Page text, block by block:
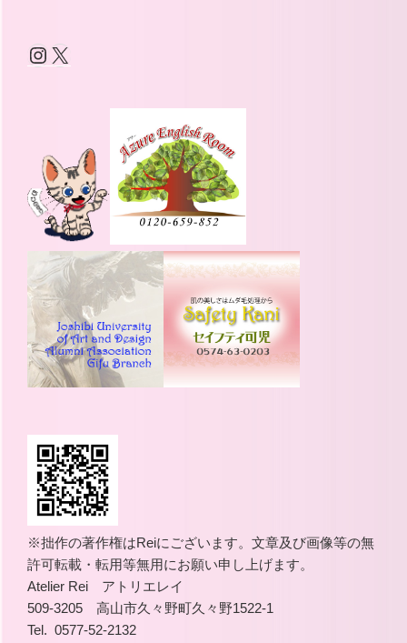
Instagram
X
※拙作の著作権はReiにございます。文章及び画像等の無
許可転載・転用等無用にお願い申し上げます。
Atelier Rei アトリエレイ
509-3205 高山市久々野町久々野1522-1
Tel. 0577-52-2132